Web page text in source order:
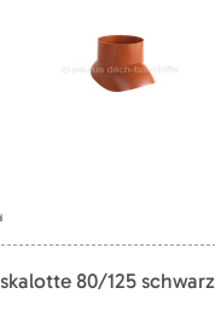
80/125 schwarz